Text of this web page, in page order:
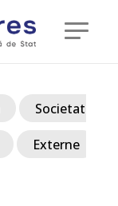
Societate
Externe